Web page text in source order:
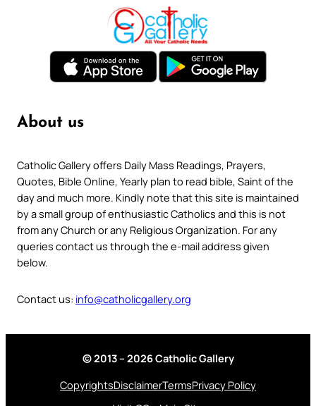
About us
Catholic Gallery offers Daily Mass Readings, Prayers,
Quotes, Bible Online, Yearly plan to read bible, Saint of the
day and much more. Kindly note that this site is maintained
by a small group of enthusiastic Catholics and this is not
from any Church or any Religious Organization. For any
queries contact us through the e-mail address given
below.
Contact us: info@catholicgallery.org
© 2013 – 2026 Catholic Gallery
CopyrightsDisclaimerTermsPrivacy Policy